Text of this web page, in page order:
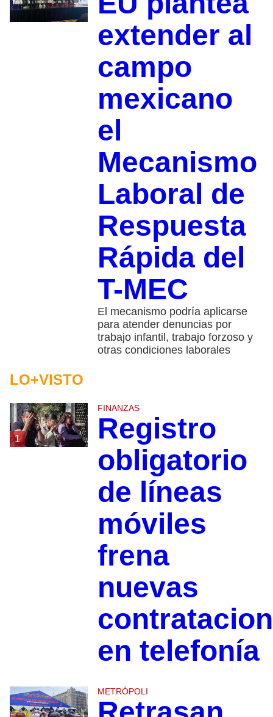
extender al
campo
mexicano
el
Mecanismo
Laboral de
Respuesta
Rápida del
T-MEC
El mecanismo podría aplicarse
para atender denuncias por
trabajo infantil, trabajo forzoso y
otras condiciones laborales
LO+VISTO
1
FINANZAS
Registro
obligatorio
de líneas
móviles
frena
nuevas
en telefonía
METRÓPOLI